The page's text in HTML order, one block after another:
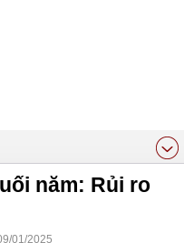
năm: Rủi ro
01/2025